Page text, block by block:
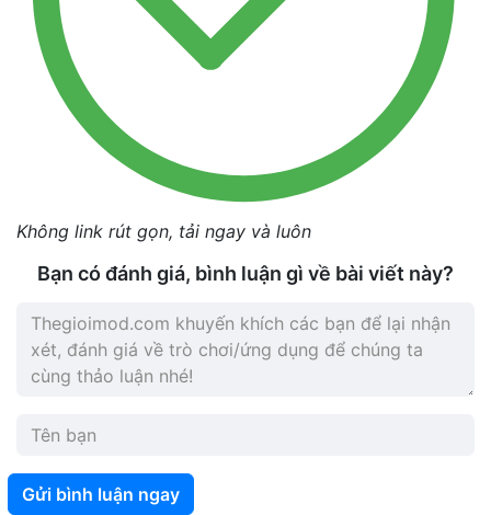
Không link rút gọn, tải ngay và luôn
Bạn có đánh giá, bình luận gì về bài viết này?
Gửi bình luận ngay